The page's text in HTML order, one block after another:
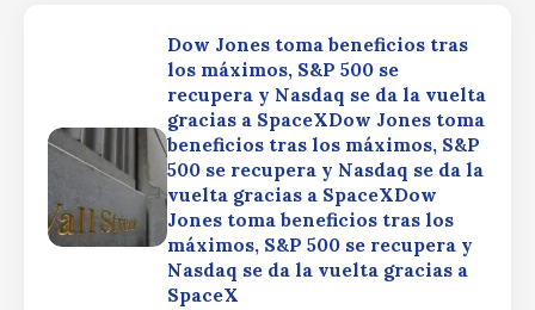
Dow Jones toma beneficios tras
los máximos, S&P 500 se
recupera y Nasdaq se da la vuelta
gracias a SpaceXDow Jones toma
beneficios tras los máximos, S&P
500 se recupera y Nasdaq se da la
vuelta gracias a SpaceXDow
Jones toma beneficios tras los
máximos, S&P 500 se recupera y
Nasdaq se da la vuelta gracias a
SpaceX